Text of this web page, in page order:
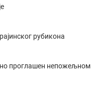
рубикона
проглашен непожељном